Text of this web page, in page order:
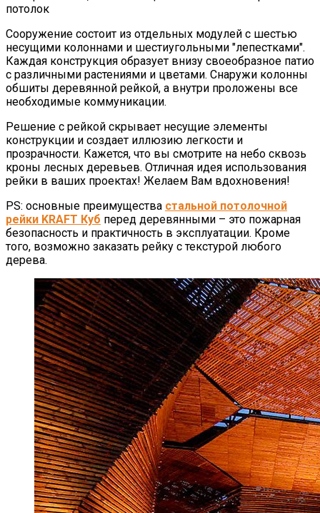
Сооружение состоит из отдельных модулей с шестью
несущими колоннами и шестиугольными "лепестками".
Каждая конструкция образует внизу своеобразное патио
с различными растениями и цветами. Снаружи колонны
обшиты деревянной рейкой, а внутри проложены все
необходимые коммуникации.
Решение с рейкой скрывает несущие элементы
конструкции и создает иллюзию легкости и
прозрачности. Кажется, что вы смотрите на небо сквозь
кроны лесных деревьев. Отличная идея использования
рейки в ваших проектах! Желаем Вам вдохновения!
PS: основные преимущества стальной потолочной
рейки KRAFT Куб перед деревянными – это пожарная
безопасность и практичность в эксплуатации. Кроме
того, возможно заказать рейку с текстурой любого
дерева.